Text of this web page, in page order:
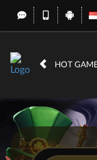
HOT